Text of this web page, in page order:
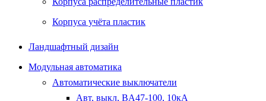
Корпуса учёта пластик
Ландшафтный дизайн
Модульная автоматика
Автоматические выключатели
Авт, выкл, BA47-100, 10кА